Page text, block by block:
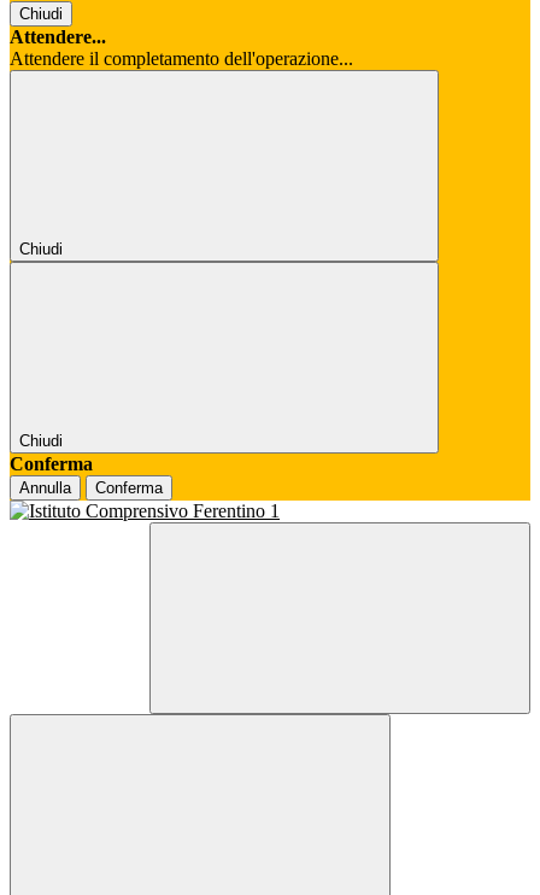
Chiudi
Attendere...
Attendere il completamento dell'operazione...
Chiudi
Chiudi
Conferma
Annulla Conferma